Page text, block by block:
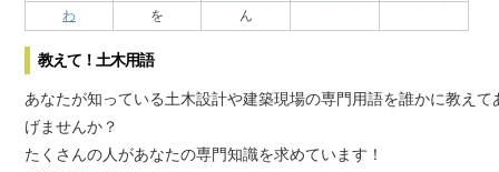
わ
を ん
教えて！土木用語
あなたが知っている土木設計や建築現場の専門用語を誰かに教えて
げませんか？
たくさんの人があなたの専門知識を求めています！